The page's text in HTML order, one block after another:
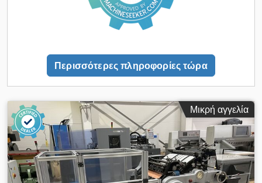
Περισσότερες πληροφορίες τώρα
Μικρή αγγελία